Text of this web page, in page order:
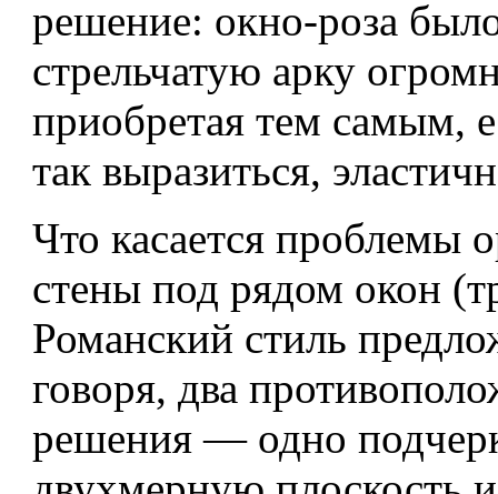
решение: окно-роза
стрельчатую арку
приобретая тем самым,
так выразиться,
Что касается проблемы
стены под рядом окон
Романский стиль
говоря, два
решения — одно